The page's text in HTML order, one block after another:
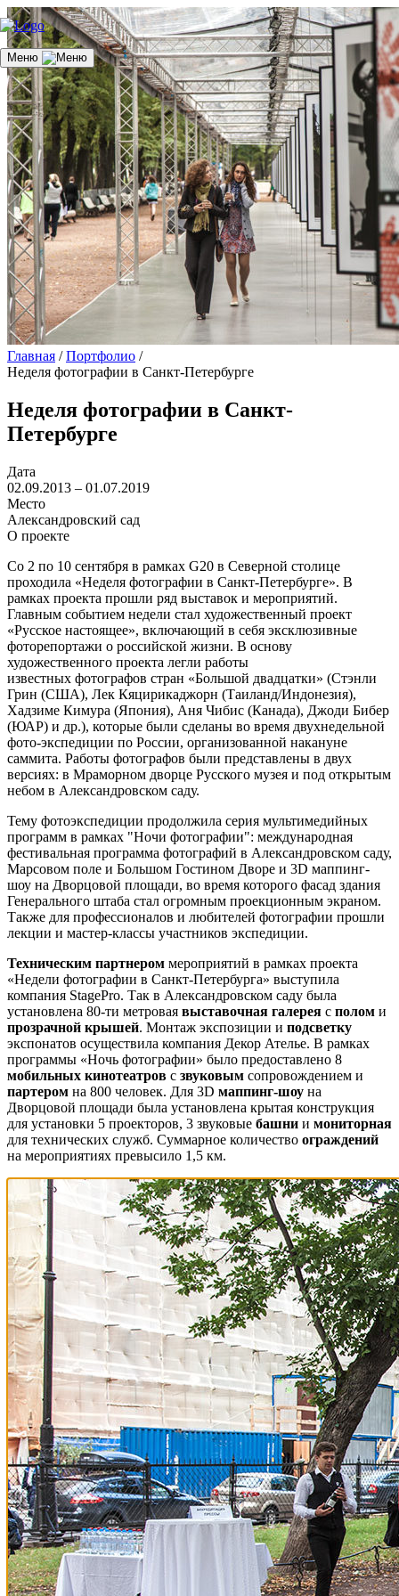
Меню
Главная / Портфолио /
Неделя фотографии в Санкт-Петербурге
Неделя фотографии в Санкт-
Петербурге
Дата
02.09.2013 – 01.07.2019
Место
Александровский сад
О проекте
Со 2 по 10 сентября в рамках G20 в Северной столице
проходила «Неделя фотографии в Санкт-Петербурге». В
рамках проекта прошли ряд выставок и мероприятий.
Главным событием недели стал художественный проект
«Русское настоящее», включающий в себя эксклюзивные
фоторепортажи о российской жизни. В основу
художественного проекта легли работы
известных фотографов стран «Большой двадцатки» (Стэнли
Грин (США), Лек Кяцирикаджорн (Таиланд/Индонезия),
Хадзиме Кимура (Япония), Аня Чибис (Канада), Джоди Бибер
(ЮАР) и др.), которые были сделаны во время двухнедельной
фото-экспедиции по России, организованной накануне
саммита. Работы фотографов были представлены в двух
версиях: в Мраморном дворце Русского музея и под открытым
небом в Александровском саду.
Тему фотоэкспедиции продолжила серия мультимедийных
программ в рамках "Ночи фотографии": международная
фестивальная программа фотографий в Александровском саду,
Марсовом поле и Большом Гостином Дворе и 3D маппинг-
шоу на Дворцовой площади, во время которого фасад здания
Генерального штаба стал огромным проекционным экраном.
Также для профессионалов и любителей фотографии прошли
лекции и мастер-классы участников экспедиции.
Техническим партнером мероприятий в рамках проекта
«Недели фотографии в Санкт-Петербурга» выступила
компания StagePro. Так в Александровском саду была
установлена 80-ти метровая выставочная галерея с полом и
прозрачной крышей. Монтаж экспозиции и подсветку
экспонатов осуществила компания Декор Ателье. В рамках
программы «Ночь фотографии» было предоставлено 8
мобильных кинотеатров с звуковым сопровождением и
партером на 800 человек. Для 3D маппинг-шоу на
Дворцовой площади была установлена крытая конструкция
для установки 5 проекторов, 3 звуковые башни и мониторная
для технических служб. Суммарное количество ограждений
на мероприятиях превысило 1,5 км.